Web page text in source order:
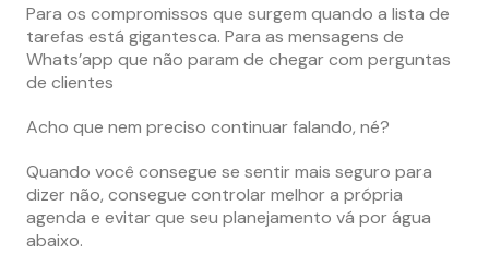
Para os compromissos que surgem quando a lista de
tarefas está gigantesca. Para as mensagens de
Whats’app que não param de chegar com perguntas
de clientes
Acho que nem preciso continuar falando, né?
Quando você consegue se sentir mais seguro para
dizer não, consegue controlar melhor a própria
agenda e evitar que seu planejamento vá por água
abaixo.